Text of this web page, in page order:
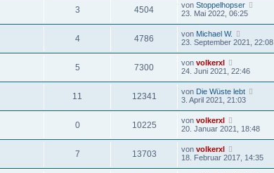
3 4504 von Stoppelhopser
23. Mai 2022, 06:25
4 4786 von Michael W.
23. September 2021, 22:08
5 7300 von volkerxl
24. Juni 2021, 22:46
11 12341 von Die Wüste lebt
3. April 2021, 21:03
0 10225 von volkerxl
20. Januar 2021, 18:48
7 13703 von volkerxl
18. Februar 2017, 14:35